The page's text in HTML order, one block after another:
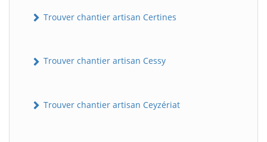
Trouver chantier artisan Certines
Trouver chantier artisan Cessy
Trouver chantier artisan Ceyzériat